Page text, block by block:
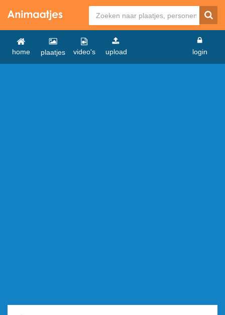
home plaatjes video's upload login